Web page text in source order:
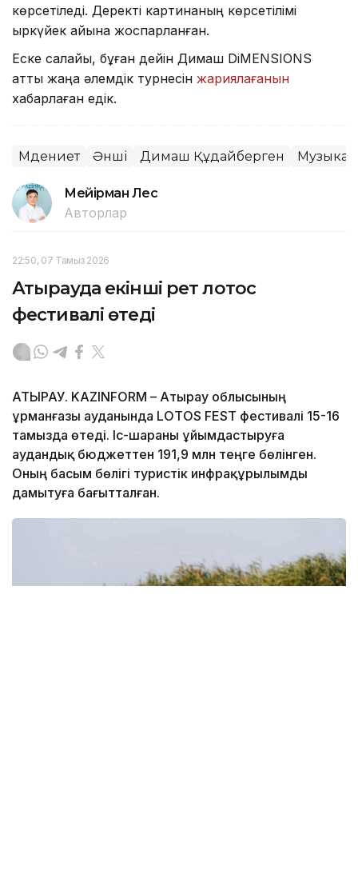
көрсетіледі. Деректі картинаның көрсетілімі
қыркүйек айына жоспарланған.
Еске салайық, бұған дейін Димаш DiMENSIONS
атты жаңа әлемдік турнесін жариялағанын
хабарлаған едік.
Мәдениет Әнші Димаш Құдайберген Музыка
Мейірман Лес
Авторлар
22:50, 07 Тамыз 2026
Атырауда екінші рет лотос
фестивалі өтеді
АТЫРАУ. KAZINFORM – Атырау облысының
Құрманғазы ауданында LOTOS FEST фестивалі 15-16
тамызда өтеді. Іс-шараны ұйымдастыруға
аудандық бюджеттен 191,9 млн теңге бөлінген.
Оның басым бөлігі туристік инфрақұрылымды
дамытуға бағытталған.